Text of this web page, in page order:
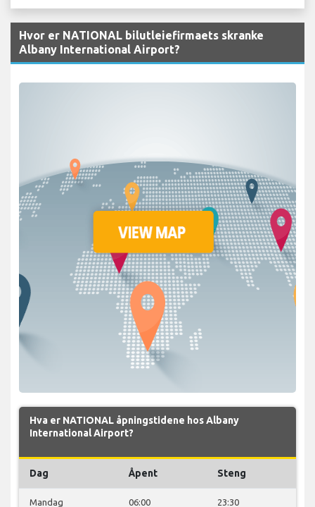
Hvor er NATIONAL bilutleiefirmaets skranke
Albany International Airport?
Hva er NATIONAL åpningstidene hos Albany
International Airport?
Dag Åpent Steng
Mandag 06:00 23:30